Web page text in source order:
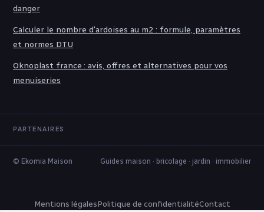
danger
Calculer le nombre d'ardoises au m2 : formule, paramètres
et normes DTU
Oknoplast france : avis, offres et alternatives pour vos
menuiseries
PARTENAIRES
© Ekomia Maison Guides maison · bricolage · jardin · immobilier
Mentions légalesPolitique de confidentialitéContact